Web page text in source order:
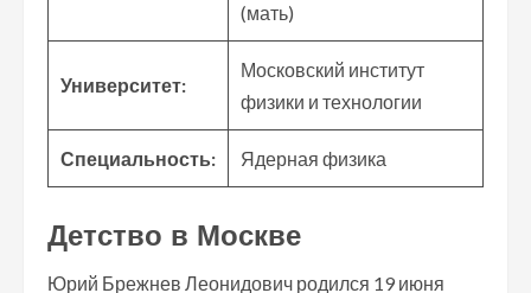
(мать)
Университет:
Московский институт
физики и технологии
Специальность: Ядерная физика
Детство в Москве
Юрий Брежнев Леонидович родился 19 июня